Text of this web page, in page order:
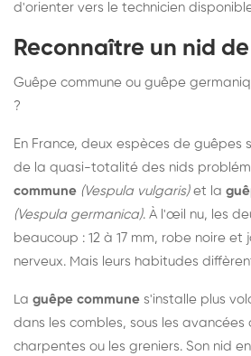
d'orienter vers le technicien
Reconnaître un nid
Guêpe commune ou guêpe
?
En France, deux espèces de guêpes
de la quasi-totalité des nids
commune (Vespula vulgaris)et la
(Vespula germanica). À l'œil nu, les
beaucoup : 12 à 17 mm, robe noire et
nerveux. Mais leurs habitudes
La guêpe commune s'installe plus
dans les combles, sous les avancées
charpentes ou les greniers. Son nid